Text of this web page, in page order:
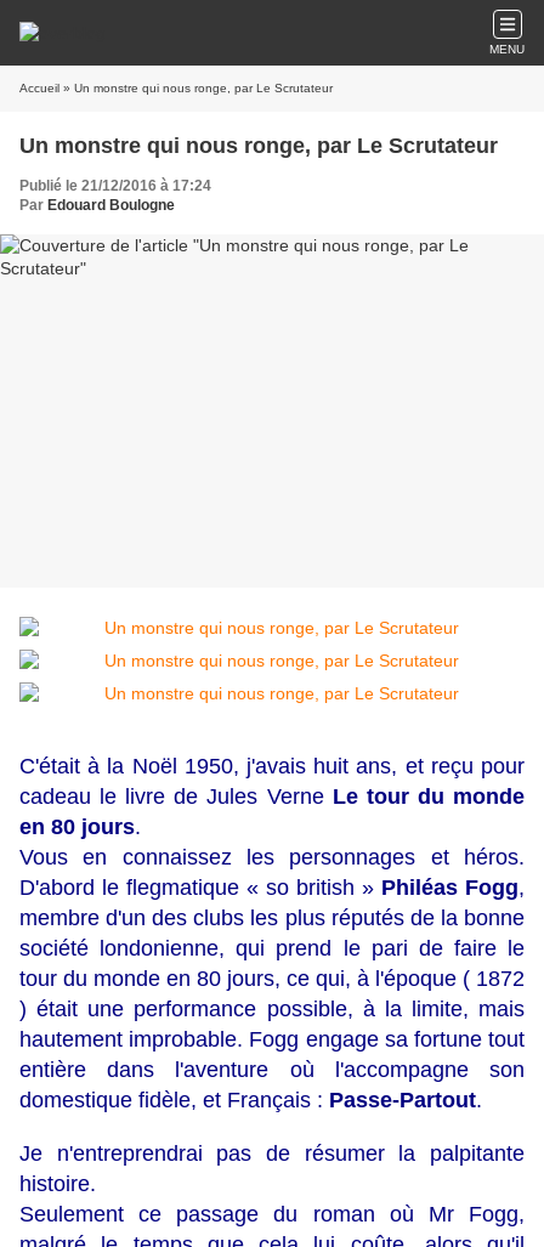
MENU
Accueil » Un monstre qui nous ronge, par Le Scrutateur
Un monstre qui nous ronge, par Le Scrutateur
Publié le 21/12/2016 à 17:24
Par Edouard Boulogne
C'était à la Noël 1950, j'avais huit ans, et reçu pour
cadeau le livre de Jules Verne Le tour du monde
en 80 jours.
Vous en connaissez les personnages et héros.
D'abord le flegmatique « so british » Philéas Fogg,
membre d'un des clubs les plus réputés de la bonne
société londonienne, qui prend le pari de faire le
tour du monde en 80 jours, ce qui, à l'époque ( 1872
) était une performance possible, à la limite, mais
hautement improbable. Fogg engage sa fortune tout
entière dans l'aventure où l'accompagne son
domestique fidèle, et Français : Passe-Partout.
Je n'entreprendrai pas de résumer la palpitante
histoire.
Seulement ce passage du roman où Mr Fogg,